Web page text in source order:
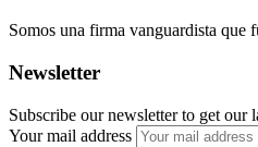
Somos una firma vanguardista que
Newsletter
Subscribe our newsletter to get our
Your mail address